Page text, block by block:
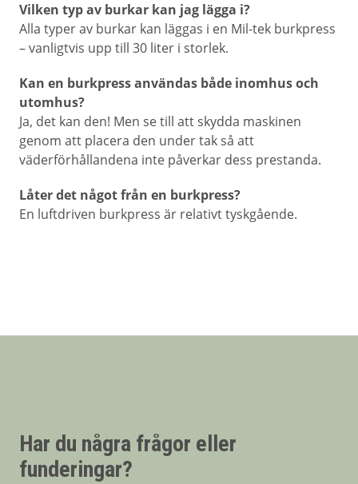
Vilken typ av burkar kan jag lägga i?
Alla typer av burkar kan läggas i en Mil-tek burkpress
– vanligtvis upp till 30 liter i storlek.
Kan en burkpress användas både inomhus och
utomhus?
Ja, det kan den! Men se till att skydda maskinen
genom att placera den under tak så att
väderförhållandena inte påverkar dess prestanda.
Låter det något från en burkpress?
En luftdriven burkpress är relativt tyskgående.
Har du några frågor eller
funderingar?